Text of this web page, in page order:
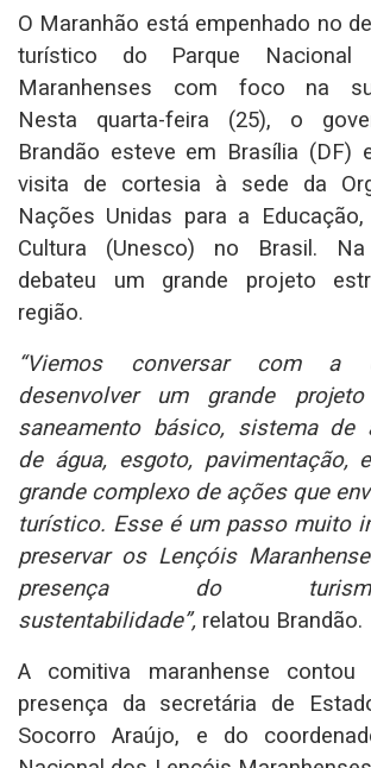
O Maranhão está empenhado no
turístico do Parque Nacional
Maranhenses com foco na
Nesta quarta-feira (25), o
Brandão esteve em Brasília (DF)
visita de cortesia à sede da
Nações Unidas para a
Cultura (Unesco) no Brasil.
debateu um grande projeto
região.
“Viemos conversar com a
desenvolver um grande
saneamento básico, sistema de
de água, esgoto, pavimentação,
grande complexo de ações que
turístico. Esse é um passo muito
preservar os Lençóis
presença do
sustentabilidade”, relatou Brandão.
A comitiva maranhense
presença da secretária de
Socorro Araújo, e do